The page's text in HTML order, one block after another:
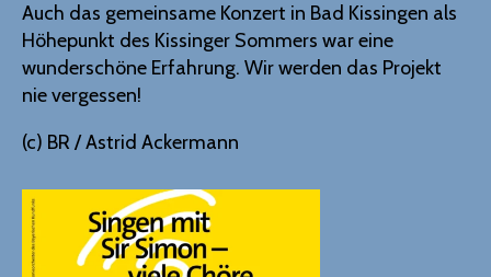
Auch das gemeinsame Konzert in Bad Kissingen als
Höhepunkt des Kissinger Sommers war eine
wunderschöne Erfahrung. Wir werden das Projekt
nie vergessen!
(c) BR / Astrid Ackermann